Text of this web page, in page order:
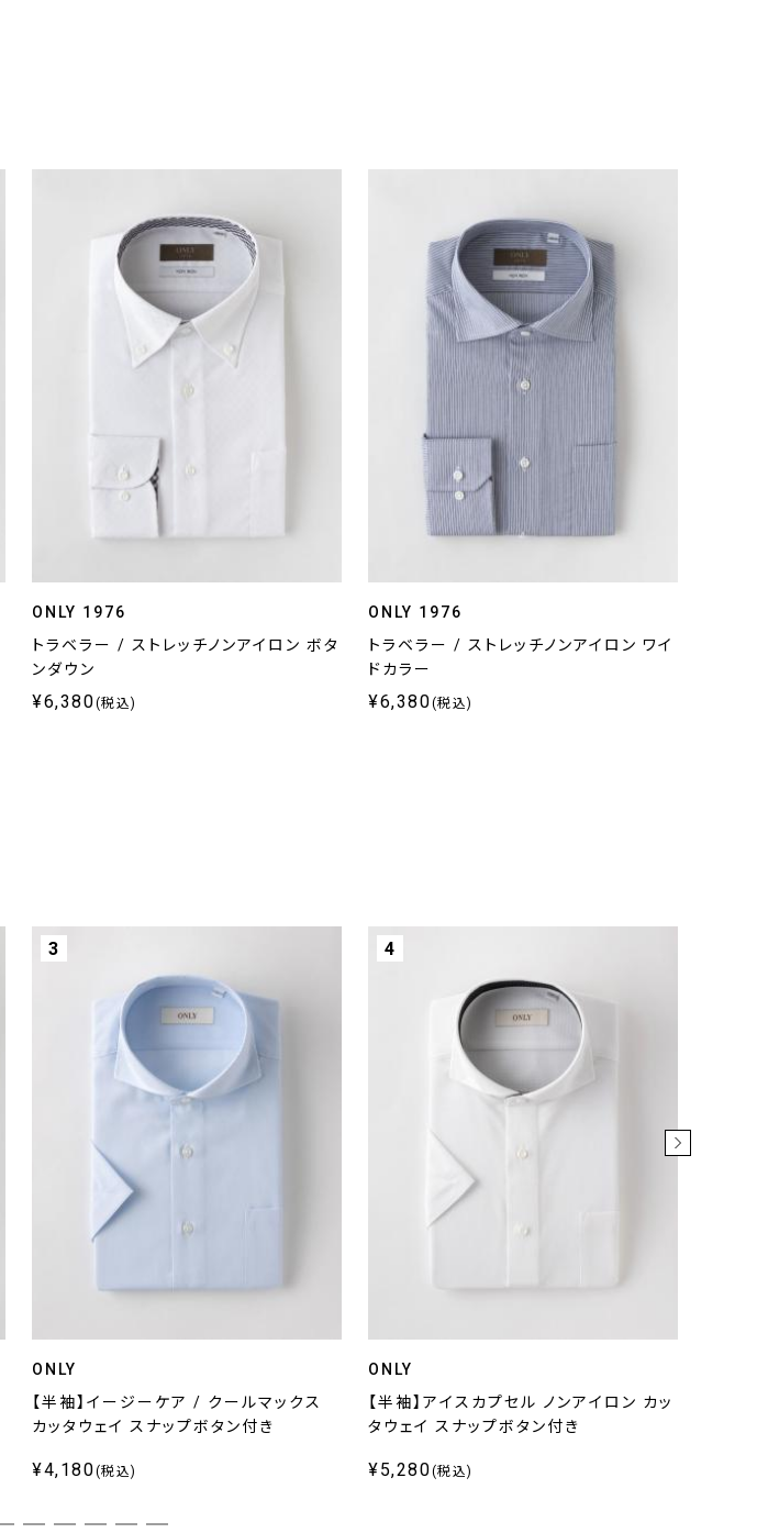
ONLY 1976
トラベラー / ストレッチノンアイロン ボタ
ンダウン
¥6,380(税込)
ONLY 1976
トラベラー / ストレッチノンアイロン ワイ
ドカラー
¥6,380(税込)
3
ONLY
【半袖】イージーケア / クールマックス
カッタウェイ スナップボタン付き
¥4,180(税込)
4
ONLY
【半袖】アイスカプセル ノンアイロン カッ
タウェイ スナップボタン付き
¥5,280(税込)